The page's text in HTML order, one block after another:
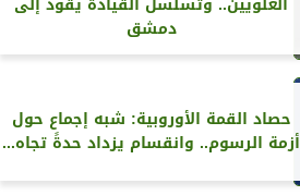
دمشق
حصاد القمة الأوروبية: شبه إجماع حول
أزمة الرسوم.. وانقسام يزداد حدةً تجاه...